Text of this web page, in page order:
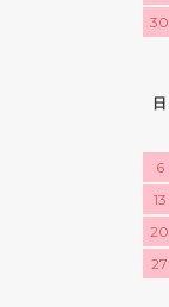
30
日
6
13
20
27